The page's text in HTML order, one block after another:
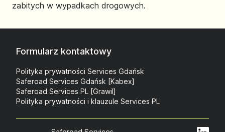
zabitych w wypadkach drogowych.
Formularz kontaktowy
Polityka prywatności Services Gdańsk
Saferoad Services Gdańsk [Kabex]
Saferoad Services PL [Grawil]
Polityka prywatności i klauzule Services PL